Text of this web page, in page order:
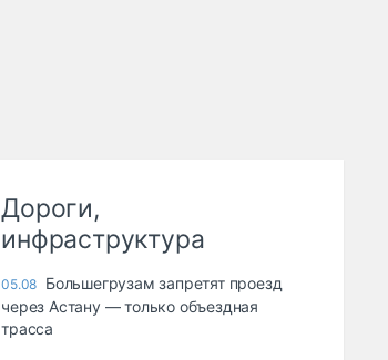
Дороги,
инфраструктура
05.08 Большегрузам запретят проезд
через Астану — только объездная
трасса